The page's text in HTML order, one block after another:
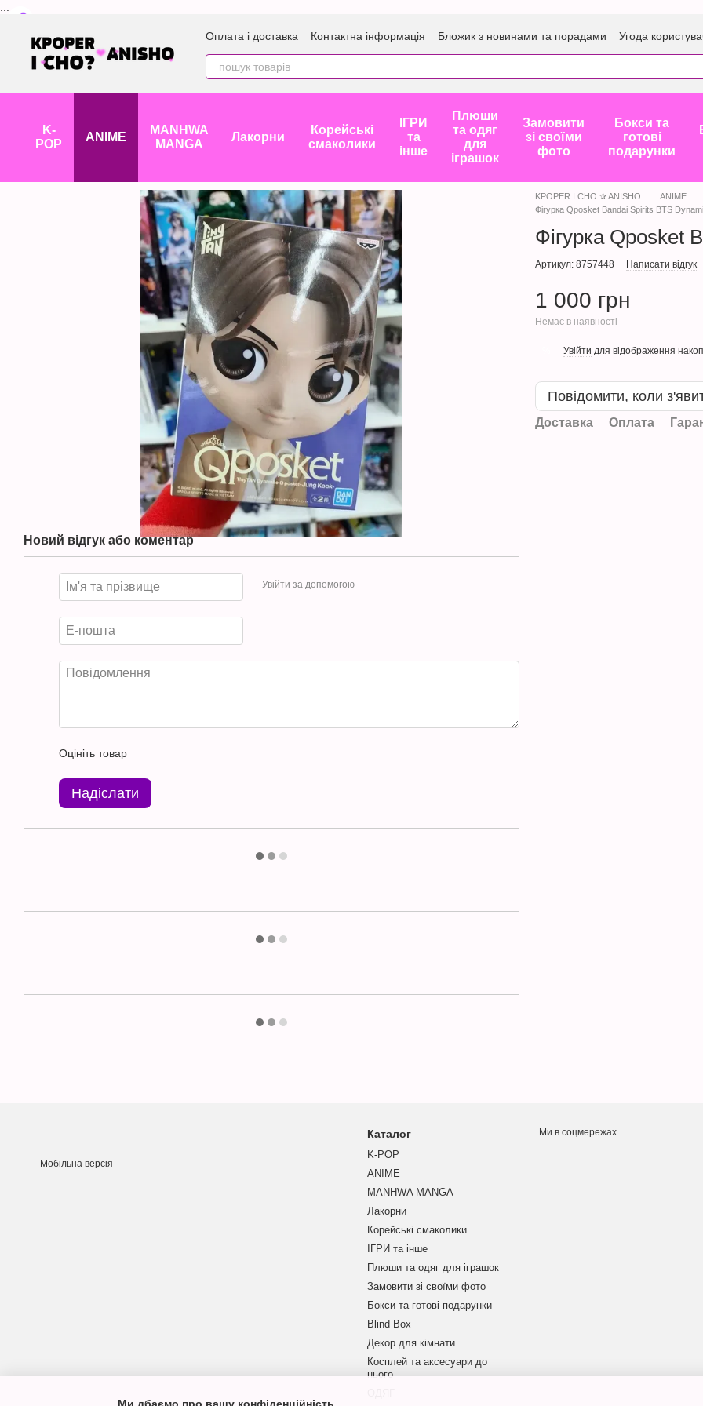
Оплата і доставка Контактна інформація Бложик з новинами та порадами Угода
K-
POP
ANIME
MANHWA
MANGA
Лакорни
Корейські
смаколики
ІГРИ
та
інше
Плюши
та одяг
для
іграшок
Замовити
зі своїми
фото
Бокси та
готові
подарунки
Новий відгук або коментар
Увійти за допомогою
Оцініть товар
Надіслати
KPOPER I CHO ✰ ANISHO ANIME
Фігурка Qposket Bandai Spirits BTS
Фігурка Qposket
Артикул: 8757448 Написати відгук
1 000 грн
Немає в наявності
Увійти для відображення
Повідомити, коли
Доставка Оплата
Мобільна версія
Каталог
K-POP
ANIME
MANHWA MANGA
Лакорни
Корейські смаколики
ІГРИ та інше
Плюши та одяг для іграшок
Замовити зі своїми фото
Бокси та готові подарунки
Blind Box
Декор для кімнати
Косплей та аксесуари до
нього
Ми в соцмережах
Ми дбаємо про вашу конфіденційність